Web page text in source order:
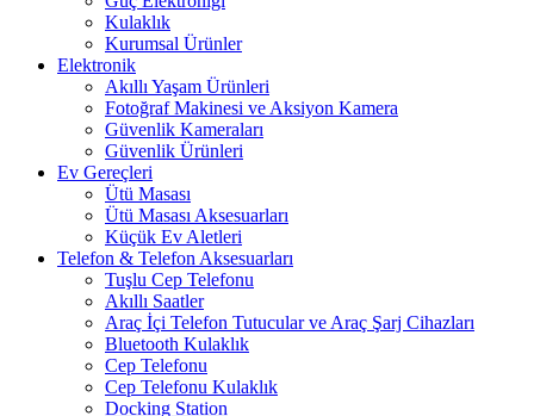
Kulaklık
Kurumsal Ürünler
Elektronik
Akıllı Yaşam Ürünleri
Fotoğraf Makinesi ve Aksiyon Kamera
Güvenlik Kameraları
Güvenlik Ürünleri
Ev Gereçleri
Ütü Masası
Ütü Masası Aksesuarları
Küçük Ev Aletleri
Telefon & Telefon Aksesuarları
Tuşlu Cep Telefonu
Akıllı Saatler
Araç İçi Telefon Tutucular ve Araç Şarj Cihazları
Bluetooth Kulaklık
Cep Telefonu
Cep Telefonu Kulaklık
Docking Station